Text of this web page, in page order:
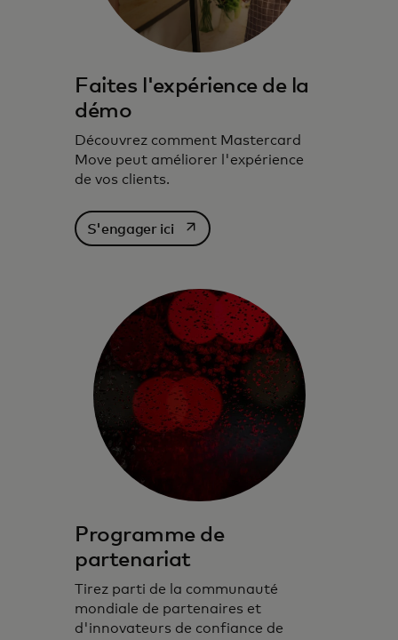
Faites l'expérience de la
démo
Découvrez comment Mastercard
Move peut améliorer l'expérience
de vos clients.
S'engager icis’ouvre dans un nouvel onglet
Programme de
partenariat
Tirez parti de la communauté
mondiale de partenaires et
d'innovateurs de confiance de